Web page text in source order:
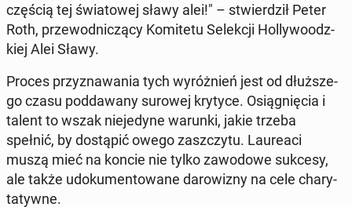
częścią tej świa­to­wej sławy alei!" – stwier­dził Peter
Roth, prze­wod­ni­czą­cy Ko­mi­te­tu Se­lek­cji Hol­ly­wo­odz­
kiej Alei Sławy.
Proces przy­zna­wa­nia tych wy­róż­nień jest od dłuż­sze­
go czasu pod­da­wa­ny surowej krytyce. Osią­gnię­cia i
talent to wszak nie­je­dy­ne warunki, jakie trzeba
spełnić, by do­stą­pić owego za­szczy­tu. Lau­re­aci
muszą mieć na koncie nie tylko za­wo­do­we sukcesy,
ale także udo­ku­men­to­wa­ne da­ro­wi­zny na cele cha­ry­
ta­tyw­ne.